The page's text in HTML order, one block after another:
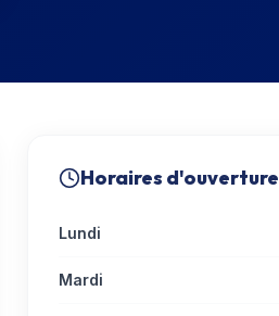
Horaires d'ouverture
Lundi
Mardi